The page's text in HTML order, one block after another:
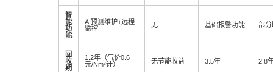
智
能
功
能
AI预测维护+远程
监控
无 基础报警功能 部分
回
收
期
1.2年（气价0.6
元/Nm³计）
无节能收益 3.5年 2.8